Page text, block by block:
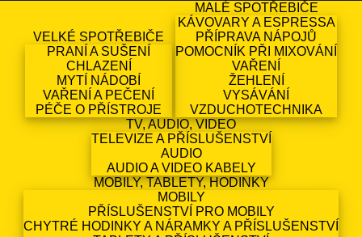
VELKÉ SPOTŘEBIČE
PRANÍ A SUŠENÍ
CHLAZENÍ
MYTÍ NÁDOBÍ
VAŘENÍ A PEČENÍ
PÉČE O PŘÍSTROJE
MALÉ SPOTŘEBIČE
KÁVOVARY A ESPRESSA
PŘÍPRAVA NÁPOJŮ
POMOCNÍK PŘI MIXOVÁNÍ
VAŘENÍ
ŽEHLENÍ
VYSÁVÁNÍ
VZDUCHOTECHNIKA
TV, AUDIO, VIDEO
TELEVIZE A PŘÍSLUŠENSTVÍ
AUDIO
AUDIO A VIDEO KABELY
MOBILY, TABLETY, HODINKY
MOBILY
PŘÍSLUŠENSTVÍ PRO MOBILY
CHYTRÉ HODINKY A NÁRAMKY A PŘÍSLUŠENSTVÍ